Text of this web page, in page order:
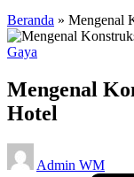
Beranda » Mengenal
Posted
Gaya
Mengenal
Hotel
Posted
by
Admin WM